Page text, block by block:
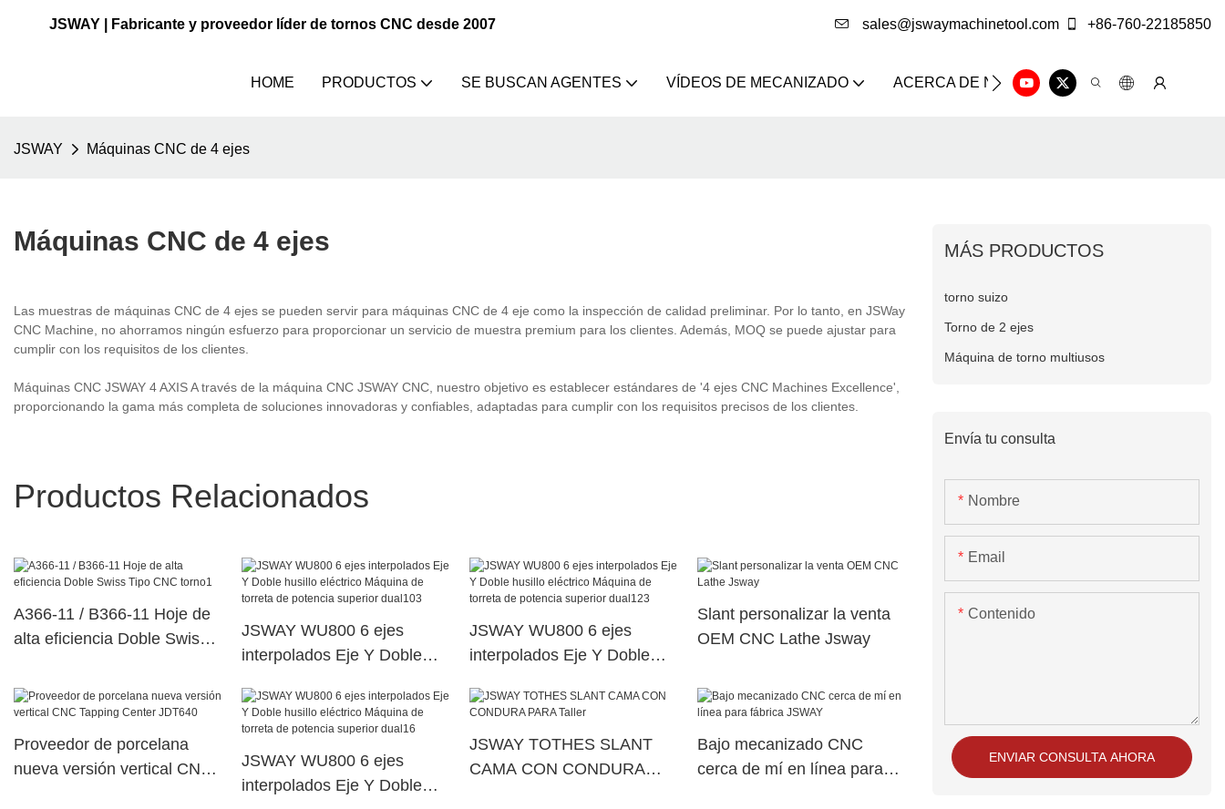
JSWAY | Fabricante y proveedor líder de tornos CNC desde 2007 sales@jswaymachinetool.com +86-760-22185850
HOME PRODUCTOS SE BUSCAN AGENTES VÍDEOS DE MECANIZADO ACERCA DE NOSOTROS SOLUCIÓN
JSWAY Máquinas CNC de 4 ejes
Máquinas CNC de 4 ejes
Las muestras de máquinas CNC de 4 ejes se pueden servir para máquinas CNC de 4 eje como la inspección de calidad preliminar. Por lo tanto, en JSWay
CNC Machine, no ahorramos ningún esfuerzo para proporcionar un servicio de muestra premium para los clientes. Además, MOQ se puede ajustar para
cumplir con los requisitos de los clientes.
Máquinas CNC JSWAY 4 AXIS A través de la máquina CNC JSWAY CNC, nuestro objetivo es establecer estándares de '4 ejes CNC Machines Excellence',
proporcionando la gama más completa de soluciones innovadoras y confiables, adaptadas para cumplir con los requisitos precisos de los clientes.
Productos Relacionados
A366-11 / B366-11 Hoje de
alta eficiencia Doble Swiss
JSWAY WU800 6 ejes
interpolados Eje Y Doble
torreta de potencia superior
dual103
JSWAY WU800 6 ejes
interpolados Eje Y Doble
torreta de potencia superior
Slant personalizar la venta
OEM CNC Lathe Jsway
Proveedor de porcelana
nueva versión vertical CNC
JSWAY WU800 6 ejes
interpolados Eje Y Doble
JSWAY TOTHES SLANT
CAMA CON CONDURA
Bajo mecanizado CNC
cerca de mí en línea para
MÁS PRODUCTOS
torno suizo
Torno de 2 ejes
Máquina de torno multiusos
Envía tu consulta
Nombre
Email
Contenido
ENVIAR CONSULTA AHORA